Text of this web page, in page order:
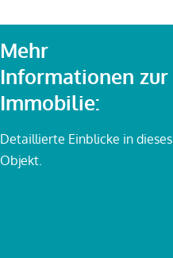
Mehr
Informationen zur
Immobilie:
Detaillierte Einblicke in dieses
Objekt.